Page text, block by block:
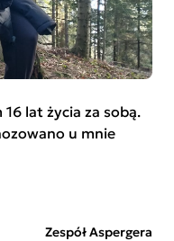
lat życia za sobą.
u mnie
Zespół Aspergera